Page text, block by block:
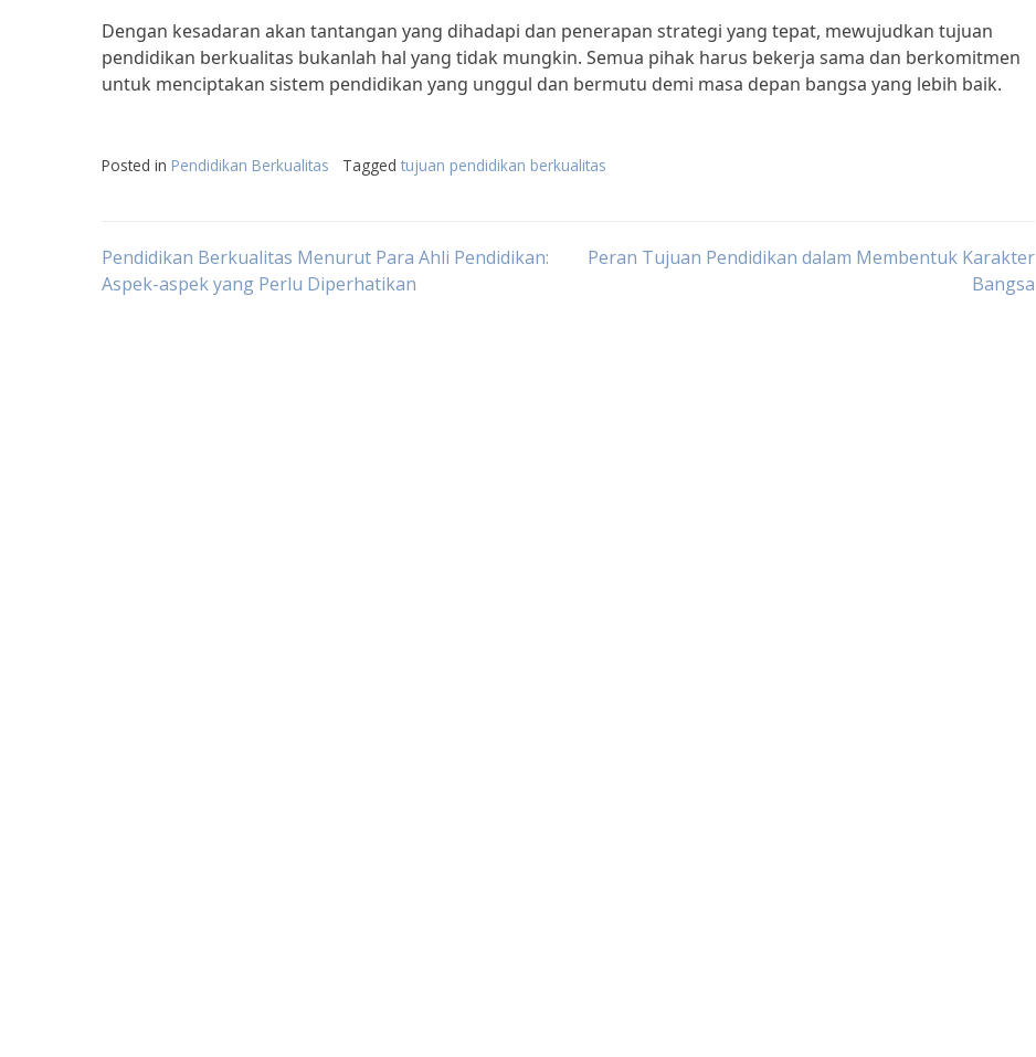
Dengan kesadaran akan tantangan yang dihadapi dan penerapan strategi yang tepat, mewujudkan tujuan
pendidikan berkualitas bukanlah hal yang tidak mungkin. Semua pihak harus bekerja sama dan berkomitmen
untuk menciptakan sistem pendidikan yang unggul dan bermutu demi masa depan bangsa yang lebih baik.
Posted in Pendidikan Berkualitas Tagged tujuan pendidikan berkualitas
Post
Pendidikan Berkualitas Menurut Para Ahli Pendidikan:
Aspek-aspek yang Perlu Diperhatikan
Peran Tujuan Pendidikan dalam Membentuk Karakter
Bangsa